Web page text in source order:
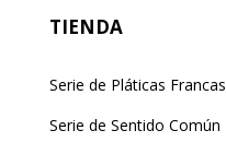
TIENDA
Serie de Pláticas Francas
Serie de Sentido Común